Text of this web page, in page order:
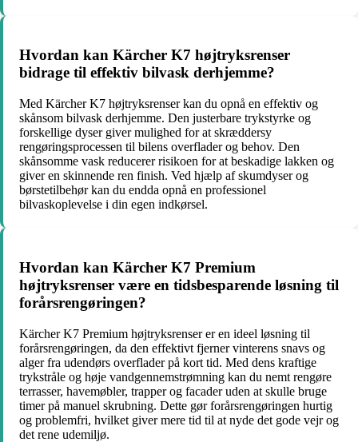
Hvordan kan Kärcher K7 højtryksrenser
bidrage til effektiv bilvask derhjemme?
Med Kärcher K7 højtryksrenser kan du opnå en effektiv og
skånsom bilvask derhjemme. Den justerbare trykstyrke og
forskellige dyser giver mulighed for at skræddersy
rengøringsprocessen til bilens overflader og behov. Den
skånsomme vask reducerer risikoen for at beskadige lakken og
giver en skinnende ren finish. Ved hjælp af skumdyser og
børstetilbehør kan du endda opnå en professionel
bilvaskoplevelse i din egen indkørsel.
Hvordan kan Kärcher K7 Premium
højtryksrenser være en tidsbesparende løsning til
forårsrengøringen?
Kärcher K7 Premium højtryksrenser er en ideel løsning til
forårsrengøringen, da den effektivt fjerner vinterens snavs og
alger fra udendørs overflader på kort tid. Med dens kraftige
trykstråle og høje vandgennemstrømning kan du nemt rengøre
terrasser, havemøbler, trapper og facader uden at skulle bruge
timer på manuel skrubning. Dette gør forårsrengøringen hurtig
og problemfri, hvilket giver mere tid til at nyde det gode vejr og
det rene udemiljø.